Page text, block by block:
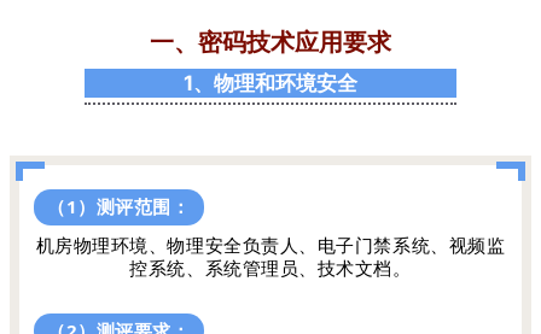
一、密码技术应用要求
1、物理和环境安全
（1）测评范围：
机房物理环境、物理安全负责人、电子门禁系统、视频监
控系统、系统管理员、技术文档。